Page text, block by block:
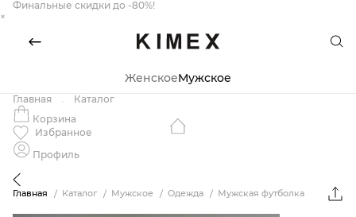
Финальные скидки до -80%!
×
ЖенскоеМужское
Главная
Каталог
Корзина
Избранное
Профиль
Главная Каталог Мужское Одежда Мужская футболка